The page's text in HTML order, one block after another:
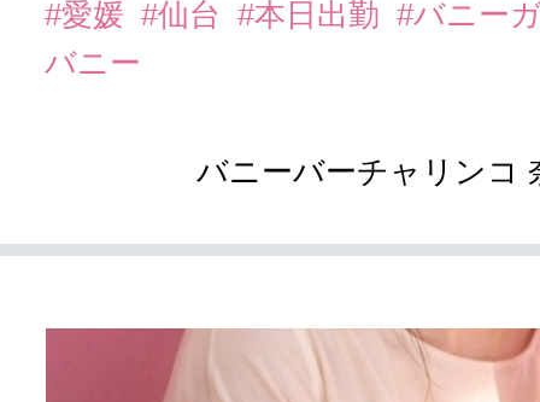
#愛媛 #仙台 #本日出勤 #バニー
バニー
バニーバーチャリンコ